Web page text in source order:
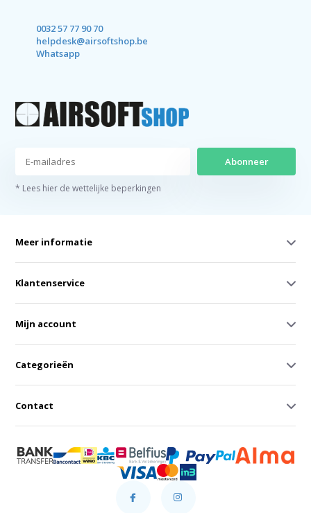
0032 57 77 90 70
helpdesk@airsoftshop.be
Whatsapp
Abonneer
* Lees hier de wettelijke beperkingen
Meer informatie
Klantenservice
Mijn account
Categorieën
Contact